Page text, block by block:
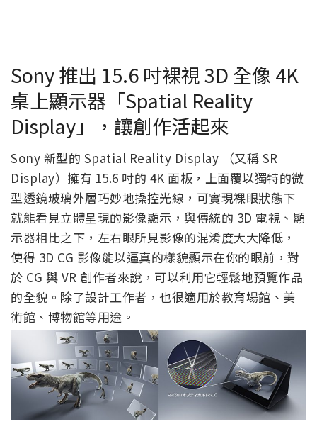
Sony 推出 15.6 吋裸視 3D 全像 4K
桌上顯示器「Spatial Reality
Display」，讓創作活起來
Sony 新型的 Spatial Reality Display （又稱 SR
Display）擁有 15.6 吋的 4K 面板，上面覆以獨特的微
型透鏡玻璃外層巧妙地操控光線，可實現裸眼狀態下
就能看見立體呈現的影像顯示，與傳統的 3D 電視、顯
示器相比之下，左右眼所見影像的混淆度大大降低，
使得 3D CG 影像能以逼真的樣貌顯示在你的眼前，對
於 CG 與 VR 創作者來說，可以利用它輕鬆地預覽作品
的全貌。除了設計工作者，也很適用於教育場館、美
術館、博物館等用途。